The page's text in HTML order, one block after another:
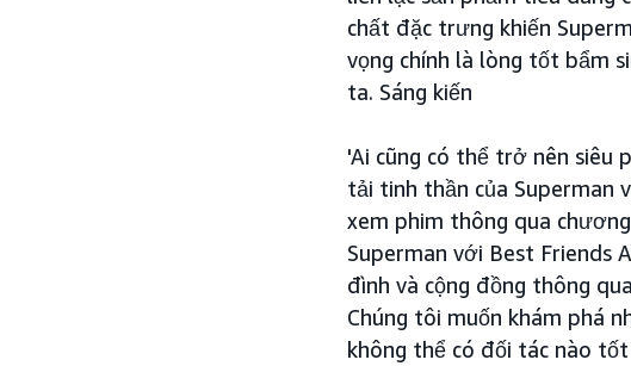
chất đặc trưng khiến
vọng chính là lòng tốt bẩm
ta. Sáng kiến
'Ai cũng có thể trở nên siêu
tải tinh thần của Superman
xem phim thông qua
Superman với Best Friends
đình và cộng đồng thông
Chúng tôi muốn khám phá
không thể có đối tác nào